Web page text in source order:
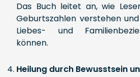
Das Buch leitet an, wie
Geburtszahlen verstehen
Liebes- und
können.
Heilung durch Bewusstsein